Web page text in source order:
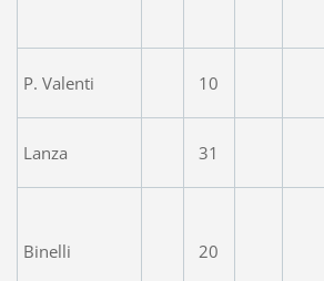
P. Valenti 10
Lanza 31
Binelli 20